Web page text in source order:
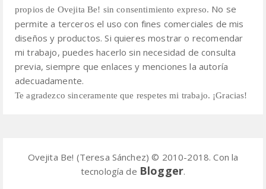
propios de Ovejita Be! sin consentimiento expreso. No se
permite a terceros el uso con fines comerciales de mis
diseños y productos.Si quieres mostrar o recomendar
mi trabajo, puedes hacerlo sin necesidad de consulta
previa, siempre que enlaces y menciones la autoría
adecuadamente.
Te agradezco sinceramente que respetes mi trabajo. ¡Gracias!
Ovejita Be! (Teresa Sánchez) © 2010-2018. Con la
tecnología de Blogger.